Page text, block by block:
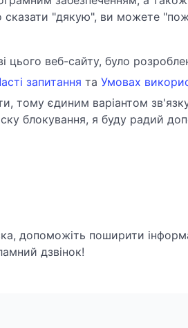
сказати "дякую", ви можете
цього веб-сайту, було
запитання та Умовах
тому єдиним варіантом
блокування, я буду радий
допоможіть поширити
дзвінок!